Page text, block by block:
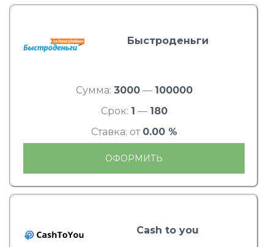
Быстроденьги
Сумма: 3000— 100000
Срок: 1 — 180
Ставка: от 0.00 %
ОФОРМИТЬ
Cash to you